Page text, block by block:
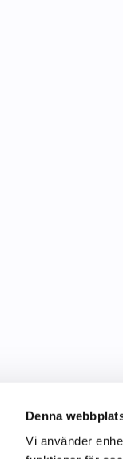
Denna
Vi använder